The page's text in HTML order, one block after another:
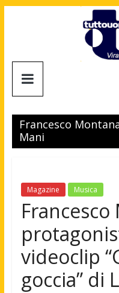
Tv,
Cinema,
Motori,
moda
maschile
Francesco
Mani
Magazine Musica
videoclip
goccia” di